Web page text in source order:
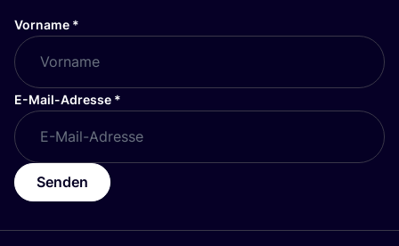
Vorname *
E-Mail-Adresse *
Senden